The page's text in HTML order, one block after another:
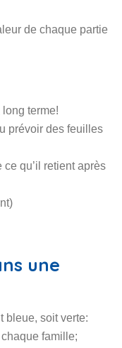
de chaque partie
terme!
prévoir des feuilles
qu’il retient après
une
bleue, soit verte:
famille;